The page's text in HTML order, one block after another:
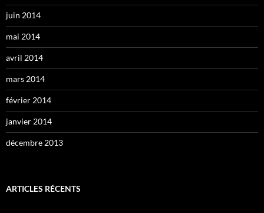
juin 2014
mai 2014
avril 2014
mars 2014
février 2014
janvier 2014
décembre 2013
ARTICLES RÉCENTS